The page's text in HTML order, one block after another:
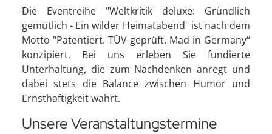
Die Eventreihe "Weltkritik deluxe: Gründlich
gemütlich - Ein wilder Heimatabend" ist nach dem
Motto "Patentiert. TÜV-geprüft. Mad in Germany“
konzipiert. Bei uns erleben Sie fundierte
Unterhaltung, die zum Nachdenken anregt und
dabei stets die Balance zwischen Humor und
Ernsthaftigkeit wahrt.
Unsere Veranstaltungstermine